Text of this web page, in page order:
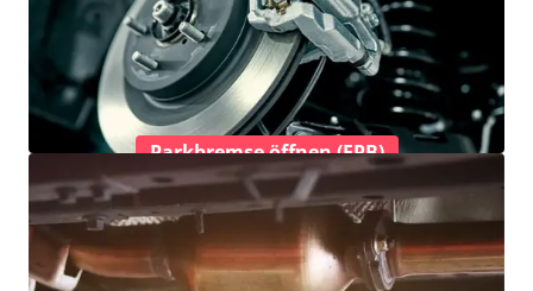
Parkbremse öffnen (EPB)